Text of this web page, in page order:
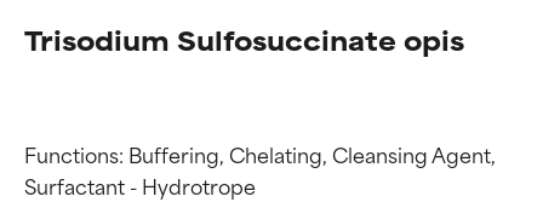
Trisodium Sulfosuccinate opis
Functions: Buffering, Chelating, Cleansing Agent,
Surfactant - Hydrotrope